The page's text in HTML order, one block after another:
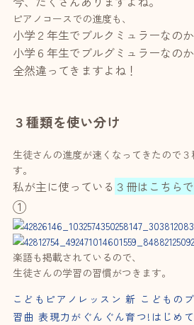
ピアノコースでの進度も、
小学２年生でブルクミュラーなのか
小学６年生でブルグミュラーなの
全然違ってきますよね！
３種類を使い分け
生徒さんの進度が速くなってきたので
す。
私が主に使っている ３冊はこちらで
①
楽語も掲載されているので、
生徒さんの学習の習慣がつきます。
こどもピアノレッスン 新 こどもの
習曲 表現力がぐんぐん育つ!はじめ